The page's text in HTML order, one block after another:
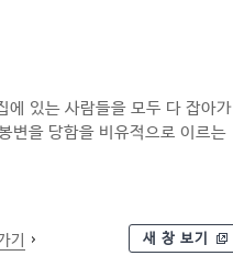
있는 사람들을 모두 다 잡아가
변을 당함을 비유적으로 이르는
기 새 창 보기